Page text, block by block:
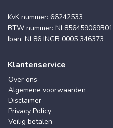
KvK nummer: 66242533
BTW nummer: NL856459069B01
Iban: NL86 INGB 0005 346373
Klantenservice
Over ons
Algemene voorwaarden
Disclaimer
Privacy Policy
Veilig betalen